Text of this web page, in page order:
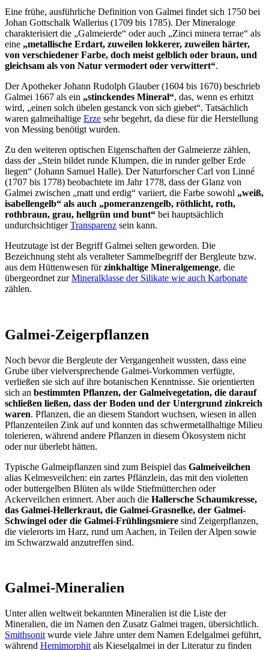
Eine frühe, ausführliche Definition von Galmei findet sich 1750 bei
Johan Gottschalk Wallerius (1709 bis 1785). Der Mineraloge
charakterisiert die „Galmeierde“ oder auch „Zinci minera terrae“ als
eine „metallische Erdart, zuweilen lokkerer, zuweilen härter,
von verschiedener Farbe, doch meist gelblich oder braun, und
gleichsam als von Natur vermodert oder verwittert“.
Der Apotheker Johann Rudolph Glauber (1604 bis 1670) beschrieb
Galmei 1667 als ein „stinckendes Mineral“, das, wenn es erhitzt
wird, „einen solch übelen gestanck von sich giebet“. Tatsächlich
waren galmeihaltige Erze sehr begehrt, da diese für die Herstellung
von Messing benötigt wurden.
Zu den weiteren optischen Eigenschaften der Galmeierze zählen,
dass der „Stein bildet runde Klumpen, die in runder gelber Erde
liegen“ (Johann Samuel Halle). Der Naturforscher Carl von Linné
(1707 bis 1778) beobachtete im Jahr 1778, dass der Glanz von
Galmei zwischen „matt und erdig“ variiert, die Farbe sowohl „weiß,
isabellengelb“ als auch „pomeranzengelb, röthlicht, roth,
rothbraun, grau, hellgrün und bunt“ bei hauptsächlich
undurchsichtigerTransparenz sein kann.
Heutzutage ist der Begriff Galmei selten geworden. Die
Bezeichnung steht als veralteter Sammelbegriff der Bergleute bzw.
aus dem Hüttenwesen fürzinkhaltige Mineralgemenge, die
übergeordnet zurMineralklasse der Silikate wie auch Karbonate
zählen.
Galmei-Zeigerpflanzen
Noch bevor die Bergleute der Vergangenheit wussten, dass eine
Grube über vielversprechende Galmei-Vorkommen verfügte,
verließen sie sich auf ihre botanischen Kenntnisse. Sie orientierten
sich an bestimmten Pflanzen, der Galmeivegetation, die darauf
schließen ließen, dass der Boden und der Untergrund zinkreich
waren. Pflanzen, die an diesem Standort wuchsen, wiesen in allen
Pflanzenteilen Zink auf und konnten das schwermetallhaltige Milieu
tolerieren, während andere Pflanzen in diesem Ökosystem nicht
oder nur überlebt hätten.
Typische Galmeipflanzen sind zum Beispiel das Galmeiveilchen
alias Kelmesveilchen: ein zartes Pflänzlein, das mit den violetten
oder buttergelben Blüten als wilde Stiefmütterchen oder
Ackerveilchen erinnert. Aber auch die Hallersche Schaumkresse,
das Galmei-Hellerkraut, die Galmei-Grasnelke, der Galmei-
Schwingel oder die Galmei-Frühlingsmiere sind Zeigerpflanzen,
die vielerorts im Harz, rund um Aachen, in Teilen der Alpen sowie
im Schwarzwald anzutreffen sind.
Galmei-Mineralien
Unter allen weltweit bekannten Mineralien ist die Liste der
Mineralien, die im Namen den Zusatz Galmei tragen, übersichtlich.
Smithsonit wurde viele Jahre unter dem Namen Edelgalmei geführt,
während Hemimorphit als Kieselgalmei in der Literatur zu finden